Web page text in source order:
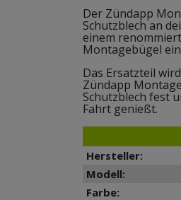
Der Zündapp
Schutzblech an
einem
Montagebügel
Das Ersatzteil
Zündapp
Schutzblech fest
Fahrt genießt.
Hersteller:
Modell:
Farbe: